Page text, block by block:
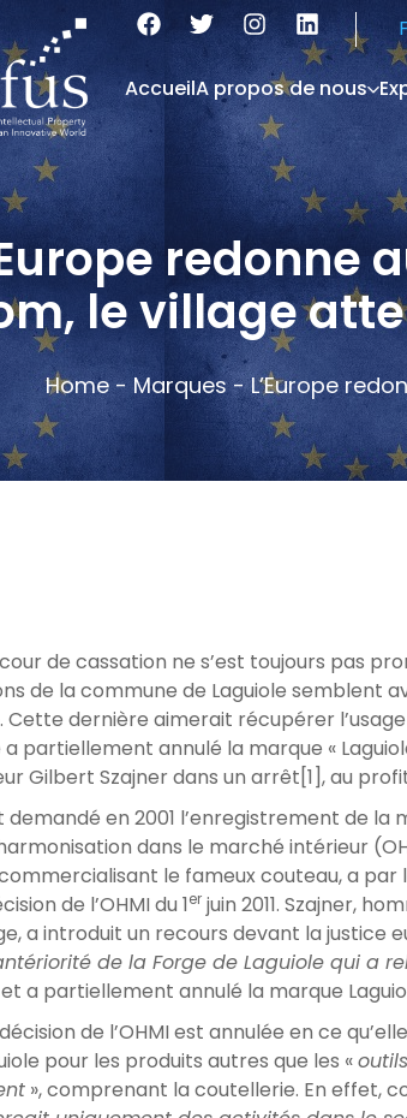
AccueilA propos de nous
redonne
le village
Home-Marques-L’Europe
de cassation ne s’est toujours pas
de la commune de Laguiole semblent
Cette dernière aimerait récupérer
partiellement annulé la marque «
Gilbert Szajner dans un arrêt[1], au
demandé en 2001 l’enregistrement de la
dans le marché intérieur
le fameux couteau, a
de l’OHMI du 1er juin 2011. Szajner,
a introduit un recours devant la justice
de la Forge de Laguiole qui a
et a partiellement annulé la marque
de l’OHMI est annulée en ce
pour les produits autres que les «
», comprenant la coutellerie. En effet,